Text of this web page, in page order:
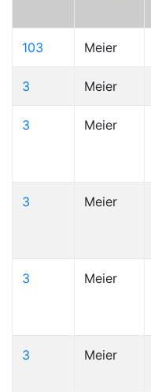
103 Meier
3 Meier
3 Meier
3 Meier
3 Meier
3 Meier